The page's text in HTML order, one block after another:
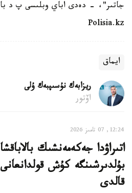
جاتىر"، - دەدى اباي وبلىسى پ د
Polisia.kz
ايماق
ريزابەك نۇسىپبەك ۇلى
اۆتور
12:24, 07 تامىز 2026
اتىراۋدا جەكەمەنشىك
بۇلدىرشىنگە كۇش
قالدى